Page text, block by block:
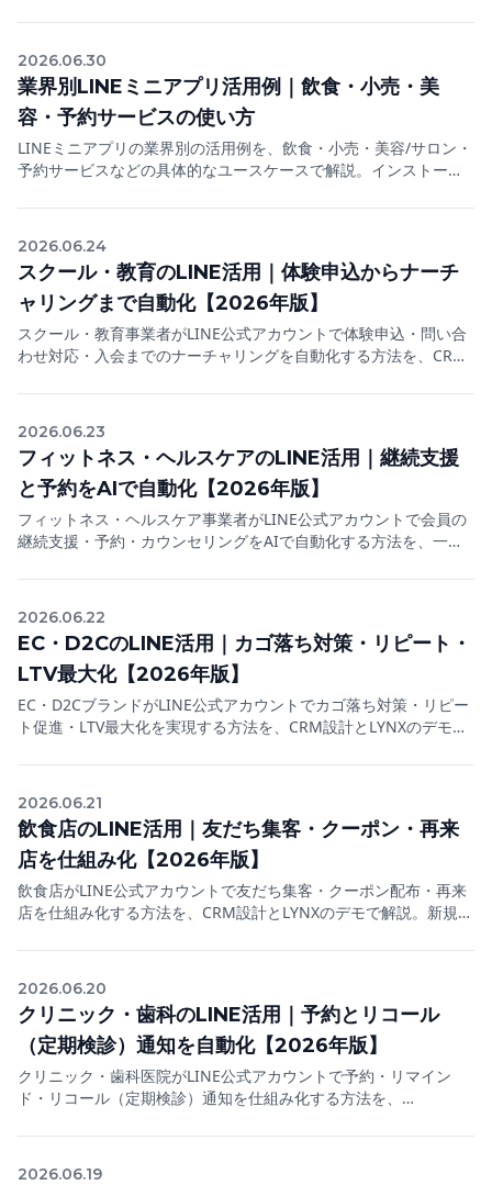
ータも取れる仕組みです。
2026.06.30
業界別LINEミニアプリ活用例｜飲食・小売・美
容・予約サービスの使い方
LINEミニアプリの業界別の活用例を、飲食・小売・美容/サロン・
予約サービスなどの具体的なユースケースで解説。インストール
式アカウントの集客につなげる方法をまとめます。
2026.06.24
スクール・教育のLINE活用｜体験申込からナーチ
ャリングまで自動化【2026年版】
スクール・教育事業者がLINE公式アカウントで体験申込・問い合
わせ対応・入会までのナーチャリングを自動化する方法を、CRM
2026年の実践ガイド。
2026.06.23
フィットネス・ヘルスケアのLINE活用｜継続支援
と予約をAIで自動化【2026年版】
フィットネス・ヘルスケア事業者がLINE公式アカウントで会員の
継続支援・予約・カウンセリングをAIで自動化する方法を、一次
ガイド。
2026.06.22
EC・D2CのLINE活用｜カゴ落ち対策・リピート・
LTV最大化【2026年版】
EC・D2CブランドがLINE公式アカウントでカゴ落ち対策・リピー
ト促進・LTV最大化を実現する方法を、CRM設計とLYNXのデモで
2026.06.21
飲食店のLINE活用｜友だち集客・クーポン・再来
店を仕組み化【2026年版】
飲食店がLINE公式アカウントで友だち集客・クーポン配布・再来
店を仕組み化する方法を、CRM設計とLYNXのデモで解説。新規一
2026.06.20
クリニック・歯科のLINE活用｜予約とリコール
（定期検診）通知を自動化【2026年版】
クリニック・歯科医院がLINE公式アカウントで予約・リマイン
ド・リコール（定期検診）通知を仕組み化する方法を、
防ぎ、再来院を増やす2026年の実践ガイド。
2026.06.19